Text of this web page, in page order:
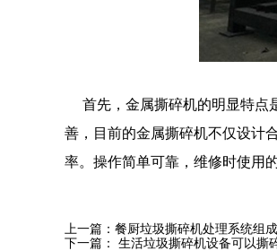
首先，金属撕碎机的明显特点
善，目前的金属撕碎机不仅设计
率。操作简单可靠，维修时使用
上一篇： 餐厨垃圾撕碎机处理系统组成
下一篇：
生活垃圾撕碎机设备可以撕